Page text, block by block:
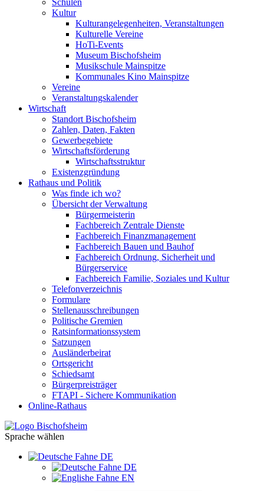
Schulen
Kultur
Kulturangelegenheiten, Veranstaltungen
Kulturelle Vereine
HoTi-Events
Museum Bischofsheim
Musikschule Mainspitze
Kommunales Kino Mainspitze
Vereine
Veranstaltungskalender
Wirtschaft
Standort Bischofsheim
Zahlen, Daten, Fakten
Gewerbegebiete
Wirtschaftsförderung
Wirtschaftsstruktur
Existenzgründung
Rathaus und Politik
Was finde ich wo?
Übersicht der Verwaltung
Bürgermeisterin
Fachbereich Zentrale Dienste
Fachbereich Finanzmanagement
Fachbereich Bauen und Bauhof
Fachbereich Ordnung, Sicherheit und
Bürgerservice
Fachbereich Familie, Soziales und Kultur
Telefonverzeichnis
Formulare
Stellenausschreibungen
Politische Gremien
Ratsinformationssystem
Satzungen
Ausländerbeirat
Ortsgericht
Schiedsamt
Bürgerpreisträger
FTAPI - Sichere Kommunikation
Online-Rathaus
Sprache wählen
DE
DE
EN